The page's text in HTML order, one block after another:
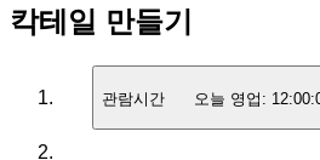
칵테일 만들기
관람시간 오늘 영업: